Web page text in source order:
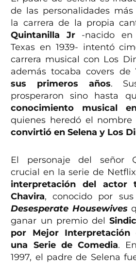
de las personalidades
la carrera de la propia
Quintanilla Jr-nacido en
Texas en 1939- intentó
carrera musical con Los
además tocaba covers de
sus primeros años.
prosperaron sino hasta
conocimiento musical
quienes heredó el
convirtió en Selena y Los
El personaje del señor
crucial en la serie de
interpretación del actor
Chavira, conocido por
Desesperate Housewives
ganar un premio del
por Mejor Interpretación
una Serie de Comedia.
1997, el padre de Selena